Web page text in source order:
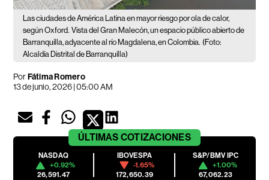
Las ciudades de América Latina en mayor riesgo por ola de calor,
según Oxford. Vista del Gran Malecón, un espacio público abierto de
Barranquilla, adyacente al río Magdalena, en Colombia. (Foto:
Alcaldía Distrital de Barranquilla)
PorFátima Romero
13 de junio, 2026 | 05:00 AM
ÚLTIMAS COTIZACIONES
NASDAQ
+0.92%
26,591.47
IBOVESPA
-1.65%
172,650.39
S&P/BMV IPC
+1.00%
67,062.23